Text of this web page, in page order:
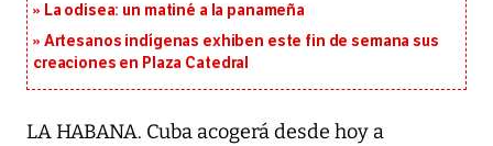
La odisea: un matiné a la panameña
Artesanos indígenas exhiben este fin de semana sus
creaciones en Plaza Catedral
LA HABANA. Cuba acogerá desde hoy a